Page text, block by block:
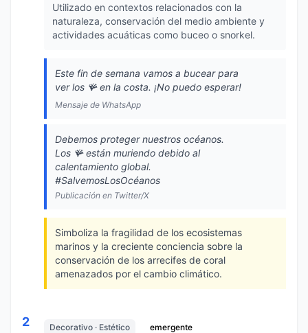
Utilizado en contextos relacionados con la
naturaleza, conservación del medio ambiente y
actividades acuáticas como buceo o snorkel.
Este fin de semana vamos a bucear para
ver los 🪸 en la costa. ¡No puedo esperar!
Mensaje de WhatsApp
Debemos proteger nuestros océanos.
Los 🪸 están muriendo debido al
calentamiento global.
#SalvemosLosOcéanos
Publicación en Twitter/X
Simboliza la fragilidad de los ecosistemas
marinos y la creciente conciencia sobre la
conservación de los arrecifes de coral
amenazados por el cambio climático.
2 Decorativo · Estético emergente